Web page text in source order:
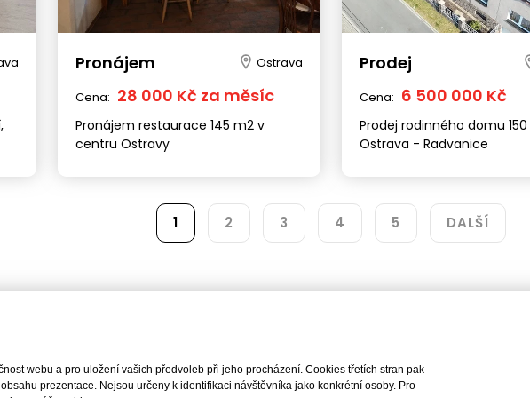
Pronájem Ostrava
Cena: 28 000 Kč za měsíc
Pronájem restaurace 145 m2 v
centru Ostravy
Prodej
Cena: 6 500 000 Kč
Prodej rodinného domu 150
Ostrava - Radvanice
1 2 3 4 5 DALŠÍ
Sídlo společnosti
00
+420 542 422 340
info.brno@iet-reality.cz
Pobočka
+420 222 310 399
praha@iet-reality.cz
Nemovitosti na prodej
Nemovitosti k pronájmu
Byty na prodej i k pronájmu
Skladové prostory
Výhody realitní
Bezplatné
Odhady nemovitostí
Geodetické práce
Pojištění
webu a pro uložení vašich předvoleb při jeho procházení. Cookies třetích stran pak
prezentace. Nejsou určeny k identifikaci návštěvníka jako konkrétní osoby. Pro